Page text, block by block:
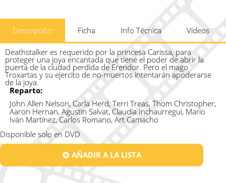
Descripción Ficha Info Técnica Vídeos
Deathstalker es requerido por la princesa Carissa, para
proteger una joya encantada que tiene el poder de abrir la
puerta de la ciudad perdida de Erendor. Pero el mago
Troxartas y su ejercito de no-muertos intentarán apoderarse
de la joya.
Reparto:
John Allen Nelson, Carla Herd, Terri Treas, Thom Christopher,
Aaron Hernan, Agustin Salvat, Claudia Inchaurregui, Mario
Iván Martínez, Carlos Romano, Art Camacho
Disponible solo en DVD
AÑADIR A LA LISTA